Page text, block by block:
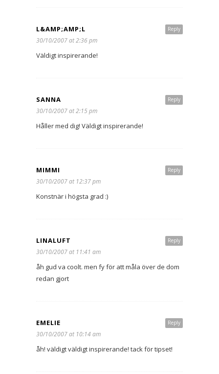
Reply
L&AMP;AMP;L
30/10/2007 at 2:36 pm
Väldigt inspirerande!
Reply
SANNA
30/10/2007 at 2:15 pm
Håller med dig! Väldigt inspirerande!
Reply
MIMMI
30/10/2007 at 12:37 pm
Konstnär i högsta grad :)
Reply
LINALUFT
30/10/2007 at 11:41 am
åh gud va coolt. men fy för att måla över de dom
redan gjort
Reply
EMELIE
30/10/2007 at 10:14 am
åh! väldigt väldigt inspirerande! tack för tipset!